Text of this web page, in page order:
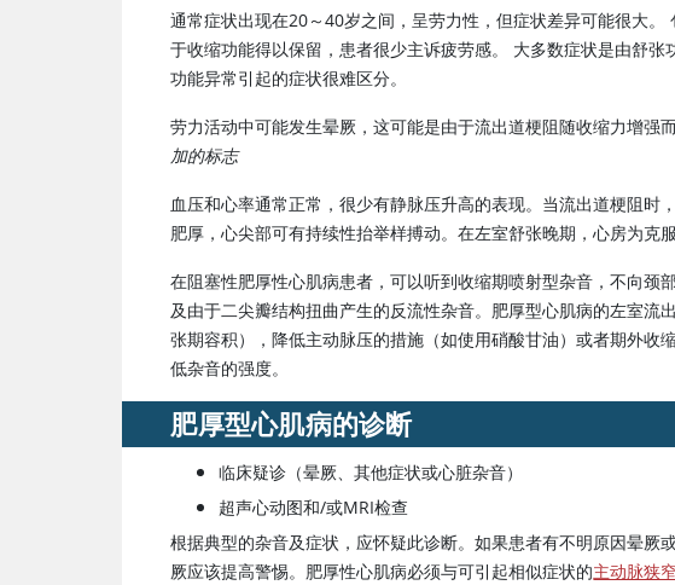
通常症状出现在20～40岁之间，呈劳力性，但症状差异可能很大。
于收缩功能得以保留，患者很少主诉疲劳感。 大多数症状是由舒
功能异常引起的症状很难区分。
劳力活动中可能发生晕厥，这可能是由于流出道梗阻随收缩力增强
加的标志
血压和心率通常正常，很少有静脉压升高的表现。当流出道梗阻
肥厚，心尖部可有持续性抬举样搏动。在左室舒张晚期，心房为克
在阻塞性肥厚性心肌病患者，可以听到收缩期喷射型杂音，不向
及由于二尖瓣结构扭曲产生的反流性杂音。肥厚型心肌病的左室
张期容积），降低主动脉压的措施（如使用硝酸甘油）或者期外
低杂音的强度。
肥厚型心肌病的诊断
临床疑诊（晕厥、其他症状或心脏杂音）
超声心动图和/或MRI检查
根据典型的杂音及症状，应怀疑此诊断。如果患者有不明原因晕
厥应该提高警惕。肥厚性心肌病必须与可引起相似症状的主动脉狭